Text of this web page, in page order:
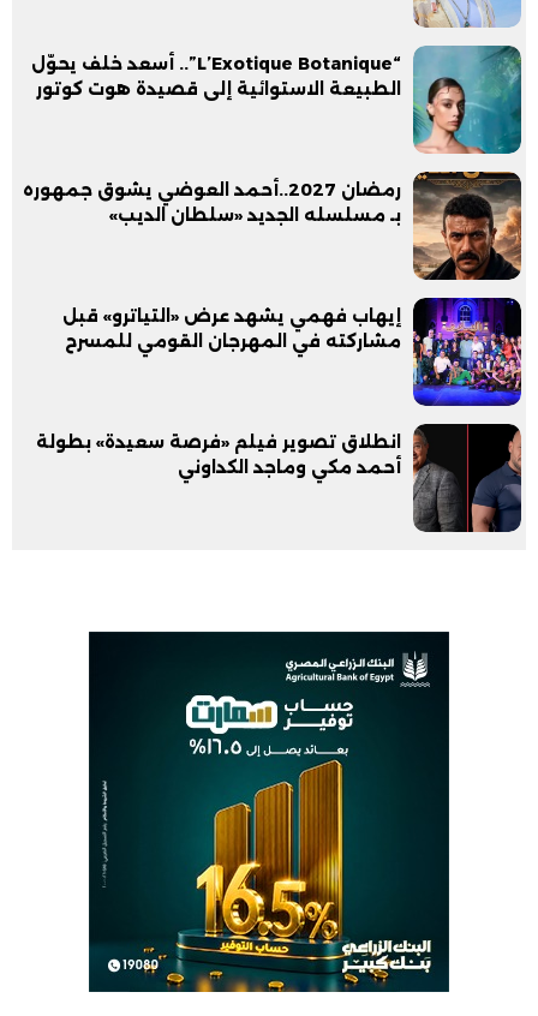
“L’Exotique Botanique”.. أسعد خلف يحوّل
الطبيعة الاستوائية إلى قصيدة هوت كوتور
رمضان 2027..أحمد العوضي يشوق جمهوره
بـ مسلسله الجديد «سلطان الديب»
إيهاب فهمي يشهد عرض «التياترو» قبل
مشاركته في المهرجان القومي للمسرح
انطلاق تصوير فيلم «فرصة سعيدة» بطولة
أحمد مكي وماجد الكداوني